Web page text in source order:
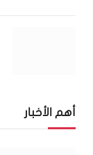
أهم الأخبار